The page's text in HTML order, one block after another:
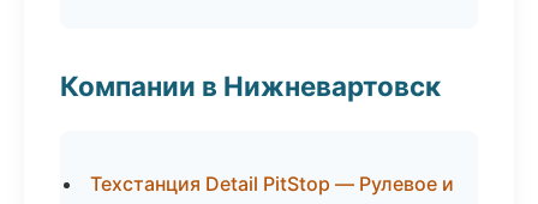
Компании в Нижневартовск
Техстанция Detail PitStop — Рулевое и